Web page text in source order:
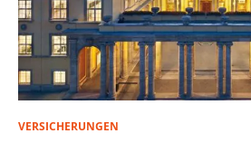
VERSICHERUNGEN